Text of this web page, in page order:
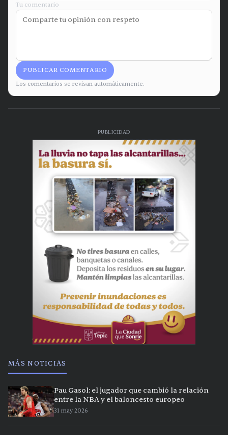
Tu comentario
PUBLICAR COMENTARIO
Los comentarios se revisan automáticamente.
PUBLICIDAD
MÁS NOTICIAS
Pau Gasol: el jugador que cambió la relación
entre la NBA y el baloncesto europeo
31 may 2026